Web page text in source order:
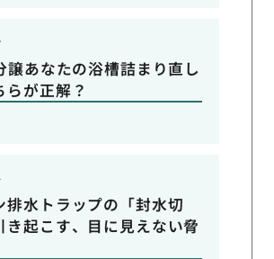
譲あなたの浴槽詰まり直し
らが正解？
排水トラップの「封水切
き起こす、目に見えない脅